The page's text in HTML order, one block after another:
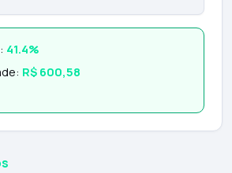
41.4%
R$ 600,58